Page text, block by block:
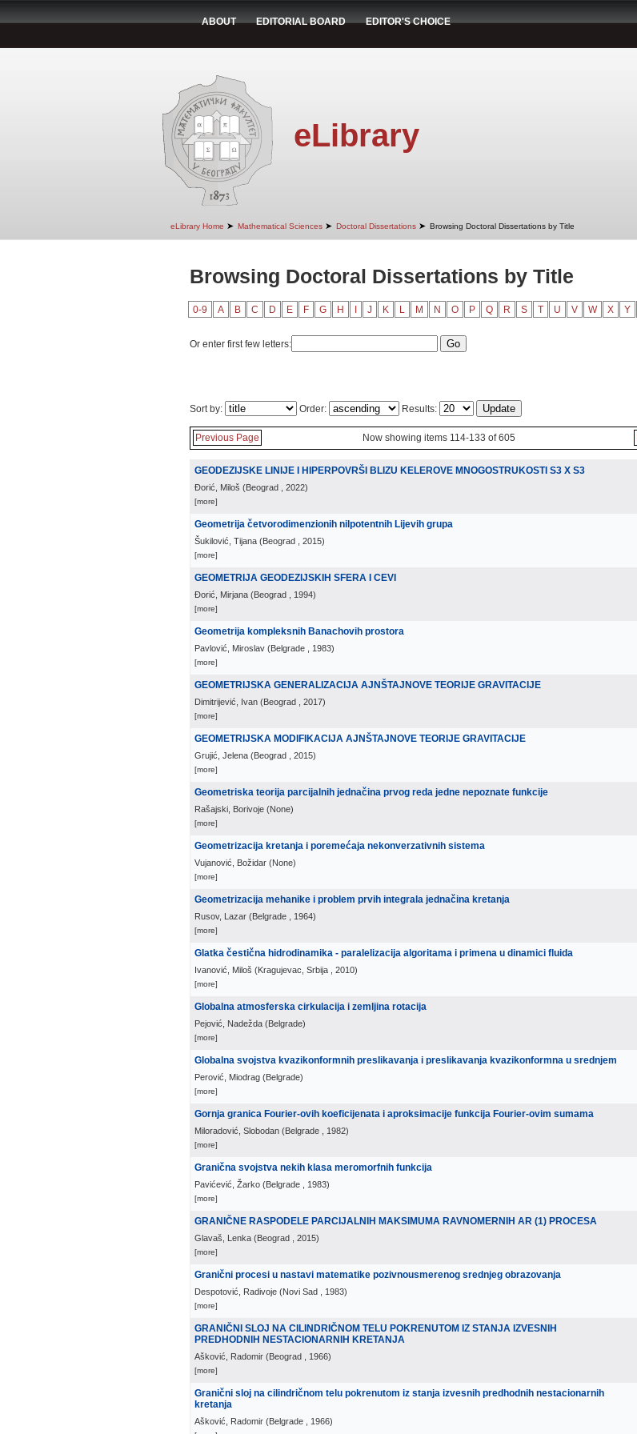
ABOUT EDITORIAL BOARD EDITOR'S CHOICE
eLibrary
eLibrary Home ➤ Mathematical Sciences ➤ Doctoral Dissertations ➤ Browsing Doctoral Dissertations by Title
Browsing Doctoral Dissertations by Title
0-9 A B C D E F G H J K L M N O P Q R S T U V W X Y
Or enter first few letters:
Sort by: Order: Results:
Previous Page Now showing items 114-133 of 605
GEODEZIJSKE LINIJE I HIPERPOVRŠI BLIZU KELEROVE MNOGOSTRUKOSTI S3 X S3
Đorić, Miloš (Beograd , 2022)
[more]
Geometrija četvorodimenzionih nilpotentnih Lijevih grupa
Šukilović, Tijana (Beograd , 2015)
[more]
GEOMETRIJA GEODEZIJSKIH SFERA I CEVI
Đorić, Mirjana (Beograd , 1994)
[more]
Geometrija kompleksnih Banachovih prostora
Pavlović, Miroslav (Belgrade , 1983)
[more]
GEOMETRIJSKA GENERALIZACIJA AJNŠTAJNOVE TEORIJE GRAVITACIJE
Dimitrijević, Ivan (Beograd , 2017)
[more]
GEOMETRIJSKA MODIFIKACIJA AJNŠTAJNOVE TEORIJE GRAVITACIJE
Grujić, Jelena (Beograd , 2015)
[more]
Geometriska teorija parcijalnih jednačina prvog reda jedne nepoznate funkcije
Rašajski, Borivoje (None)
[more]
Geometrizacija kretanja i poremećaja nekonverzativnih sistema
Vujanović, Božidar (None)
[more]
Geometrizacija mehanike i problem prvih integrala jednačina kretanja
Rusov, Lazar (Belgrade , 1964)
[more]
Glatka čestična hidrodinamika - paralelizacija algoritama i primena u dinamici fluida
Ivanović, Miloš (Kragujevac, Srbija , 2010)
[more]
Globalna atmosferska cirkulacija i zemljina rotacija
Pejović, Nadežda (Belgrade)
[more]
Globalna svojstva kvazikonformnih preslikavanja i preslikavanja kvazikonformna u srednjem
Perović, Miodrag (Belgrade)
[more]
Gornja granica Fourier-ovih koeficijenata i aproksimacije funkcija Fourier-ovim sumama
Miloradović, Slobodan (Belgrade , 1982)
[more]
Granična svojstva nekih klasa meromorfnih funkcija
Pavićević, Žarko (Belgrade , 1983)
[more]
GRANIČNE RASPODELE PARCIJALNIH MAKSIMUMA RAVNOMERNIH AR (1) PROCESA
Glavaš, Lenka (Beograd , 2015)
[more]
Granični procesi u nastavi matematike pozivnousmerenog srednjeg obrazovanja
Despotović, Radivoje (Novi Sad , 1983)
[more]
GRANIČNI SLOJ NA CILINDRIČNOM TELU POKRENUTOM IZ STANJA IZVESNIH
PREDHODNIH NESTACIONARNIH KRETANJA
Ašković, Radomir (Beograd , 1966)
[more]
Granični sloj na cilindričnom telu pokrenutom iz stanja izvesnih predhodnih nestacionarnih
kretanja
Ašković, Radomir (Belgrade , 1966)